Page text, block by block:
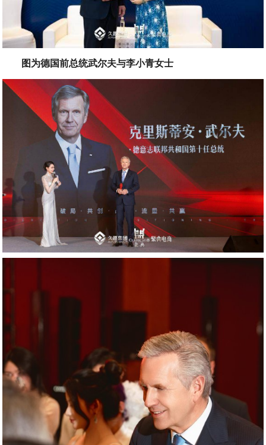
图为德国前总统武尔夫与李小青女士